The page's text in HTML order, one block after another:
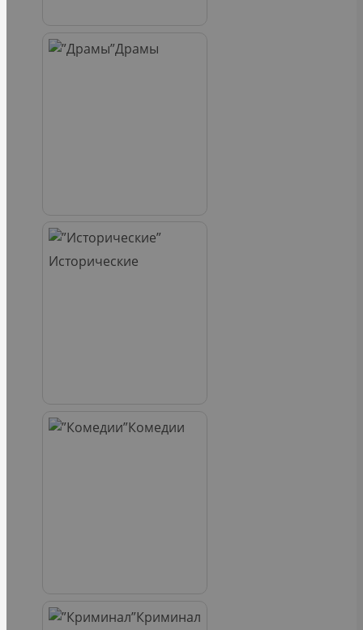
Драмы
Исторические
Комедии
Криминал